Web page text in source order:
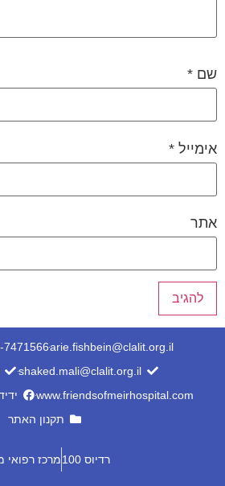
שם *
אימייל *
אתר
arie.fishbein@clalit.org.il
7471566
shaked.mali@clalit.org.il
www.friendsofmeirhospital.com
תקנון האתר
רדיוס 100 מרכז רפואי